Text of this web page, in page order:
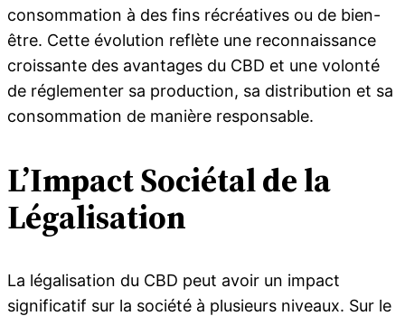
consommation à des fins récréatives ou de bien-
être. Cette évolution reflète une reconnaissance
croissante des avantages du CBD et une volonté
de réglementer sa production, sa distribution et sa
consommation de manière responsable.
L’Impact Sociétal de la
Légalisation
La légalisation du CBD peut avoir un impact
significatif sur la société à plusieurs niveaux. Sur le